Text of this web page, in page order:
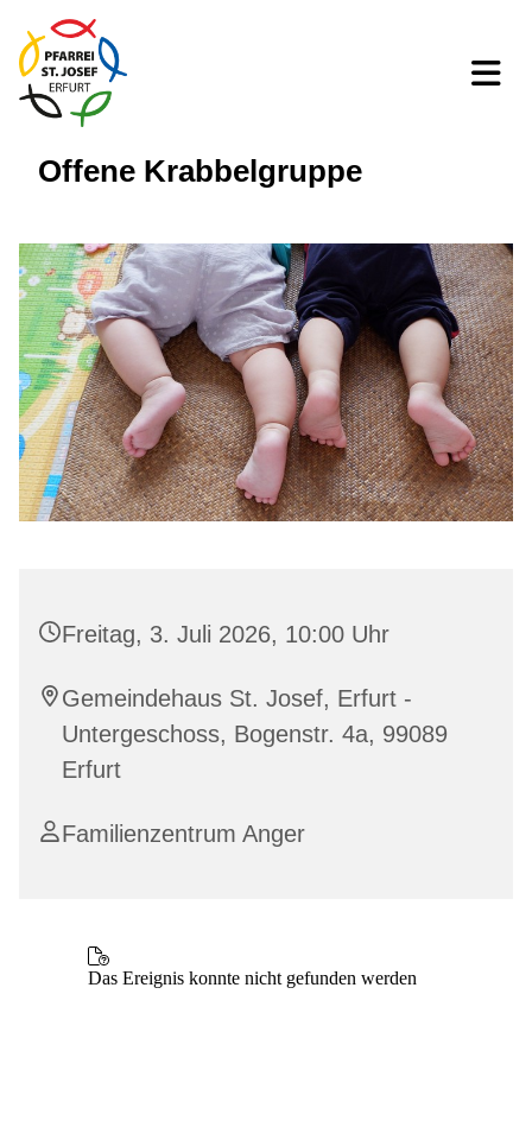
Offene Krabbelgruppe
Freitag, 3. Juli 2026, 10:00 Uhr
Gemeindehaus St. Josef, Erfurt -
Untergeschoss, Bogenstr. 4a, 99089
Erfurt
Familienzentrum Anger